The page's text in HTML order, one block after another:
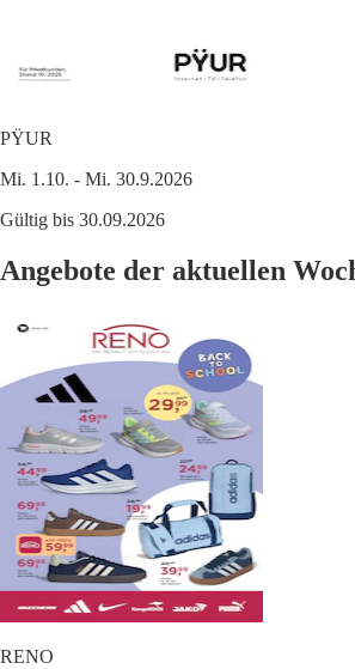
PŸUR
Mi. 1.10. - Mi. 30.9.2026
Gültig bis 30.09.2026
Angebote der aktuellen
RENO